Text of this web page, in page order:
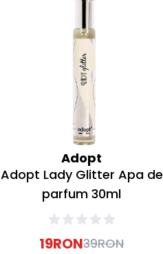
Adopt
Adopt Lady Glitter Apa de
parfum 30ml
19RON39RON